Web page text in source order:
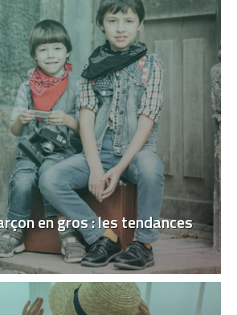
en gros : les tendances